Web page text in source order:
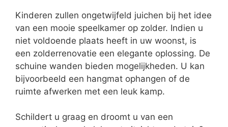
Kinderen zullen ongetwijfeld juichen bij het idee
van een mooie speelkamer op zolder. Indien u
niet voldoende plaats heeft in uw woonst, is
een zolderrenovatie een elegante oplossing. De
schuine wanden bieden mogelijkheden. U kan
bijvoorbeeld een hangmat ophangen of de
ruimte afwerken met een leuk kamp.
Schildert u graag en droomt u van een